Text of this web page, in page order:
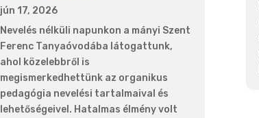
jún 17, 2026
Nevelés nélküli napunkon a mányi Szent
Ferenc Tanyaóvodába látogattunk,
ahol közelebbről is
megismerkedhettünk az organikus
pedagógia nevelési tartalmaival és
lehetőségeivel. Hatalmas élmény volt